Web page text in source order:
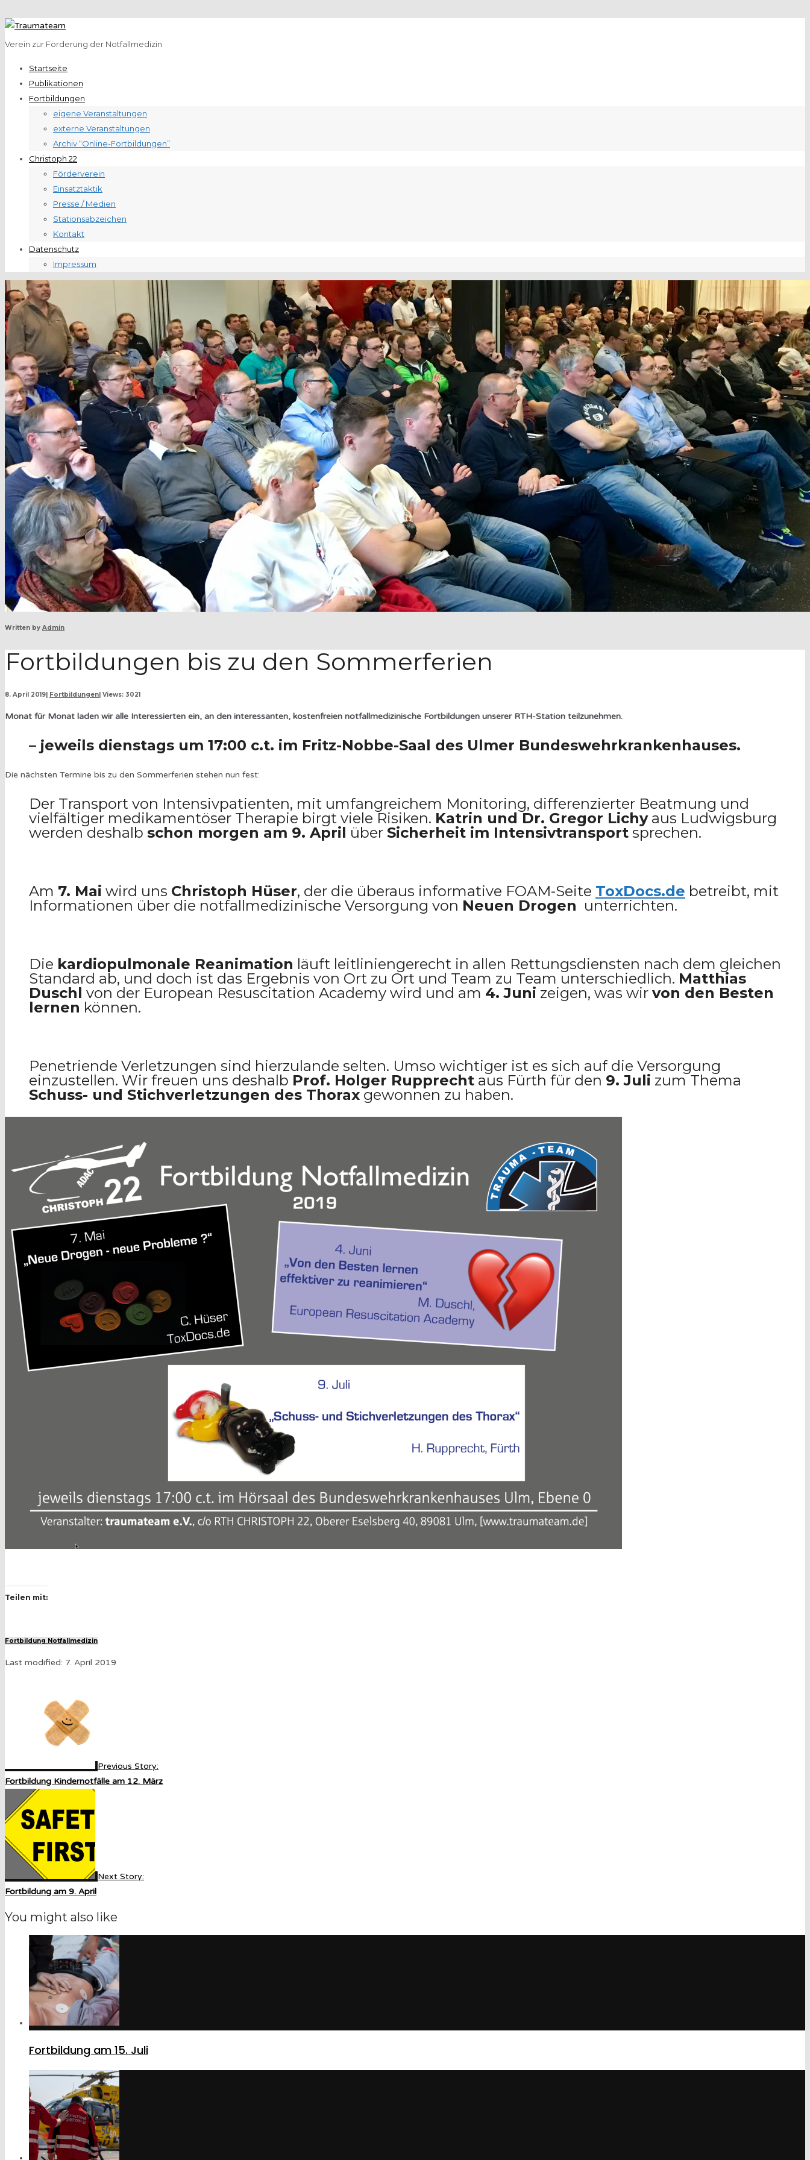
Verein zur Förderung der Notfallmedizin
Startseite
Publikationen
Fortbildungen
eigene Veranstaltungen
externe Veranstaltungen
Archiv “Online-Fortbildungen”
Christoph 22
Förderverein
Einsatztaktik
Presse / Medien
Stationsabzeichen
Kontakt
Datenschutz
Impressum
Written by Admin
Fortbildungen bis zu den Sommerferien
8. April 2019 Fortbildungen Views: 3021
Monat für Monat laden wir alle Interessierten ein, an den interessanten, kostenfreien notfallmedizinische Fortbildungen unserer RTH-Station teilzunehmen.
– jeweils dienstags um 17:00 c.t. im Fritz-Nobbe-Saal des Ulmer Bundeswehrkrankenhauses.
Die nächsten Termine bis zu den Sommerferien stehen nun fest:
Der Transport von Intensivpatienten, mit umfangreichem Monitoring, differenzierter Beatmung und
vielfältiger medikamentöser Therapie birgt viele Risiken. Katrin und Dr. Gregor Lichyaus Ludwigsburg
werden deshalb schon morgen am 9. April über Sicherheit im Intensivtransport sprechen.
Am 7. Mai wird uns Christoph Hüser, der die überaus informative FOAM-Seite ToxDocs.de betreibt, mit
Informationen über die notfallmedizinische Versorgung von Neuen Drogen unterrichten.
Die kardiopulmonale Reanimation läuft leitliniengerecht in allen Rettungsdiensten nach dem gleichen
Standard ab, und doch ist das Ergebnis von Ort zu Ort und Team zu Team unterschiedlich. Matthias
Duschl von der European Resuscitation Academy wird und am 4. Juni zeigen, was wir von den Besten
lernen können.
Penetriende Verletzungen sind hierzulande selten. Umso wichtiger ist es sich auf die Versorgung
einzustellen. Wir freuen uns deshalb Prof. Holger Rupprecht aus Fürth für den 9. Juli zum Thema
Schuss- und Stichverletzungen des Thorax gewonnen zu haben.
Teilen mit:
Fortbildung Notfallmedizin
Last modified: 7. April 2019
Previous Story:
Fortbildung Kindernotfälle am 12. März
Next Story:
Fortbildung am 9. April
You might also like
Fortbildung am 15. Juli